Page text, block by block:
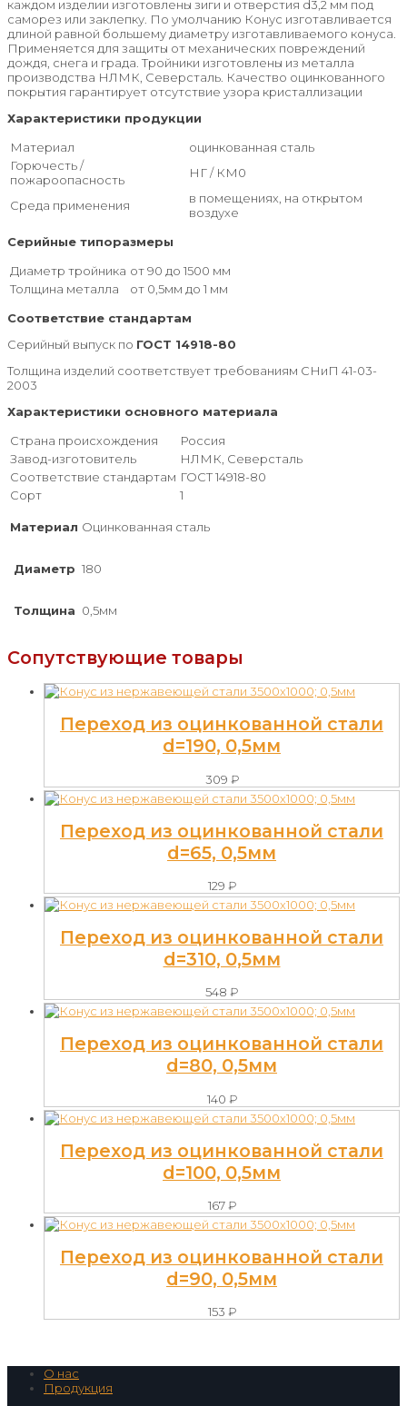
каждом изделии изготовлены зиги и отверстия d3,2 мм под
саморез или заклепку. По умолчанию Конус изготавливается
длиной равной большему диаметру изготавливаемого конуса.
Применяется для защиты от механических повреждений
дождя, снега и града. Тройники изготовлены из металла
производства НЛМК, Северсталь. Качество оцинкованного
покрытия гарантирует отсутствие узора кристаллизации
Характеристики продукции
Материал
оцинкованная сталь
Горючесть /
пожароопасность
НГ / КМ0
Среда применения
в помещениях, на открытом
воздухе
Серийные типоразмеры
Диаметр тройника от 90 до 1500 мм
Толщина металла
от 0,5мм до 1 мм
Соответствие стандартам
Серийный выпуск по ГОСТ 14918-80
Толщина изделий соответствует требованиям СНиП 41-03-
2003
Характеристики основного материала
Страна происхождения
Россия
Завод-изготовитель
НЛМК, Северсталь
Соответствие стандартам ГОСТ 14918-80
Сорт
1
Материал Оцинкованная сталь
Диаметр 180
Толщина 0,5мм
Сопутствующие товары
Переход из оцинкованной стали
d=190, 0,5мм
309 ₽
Переход из оцинкованной стали
d=65, 0,5мм
129 ₽
Переход из оцинкованной стали
d=310, 0,5мм
548 ₽
Переход из оцинкованной стали
d=80, 0,5мм
140 ₽
Переход из оцинкованной стали
d=100, 0,5мм
167₽
Переход из оцинкованной стали
d=90, 0,5мм
153 ₽
О нас
Продукция